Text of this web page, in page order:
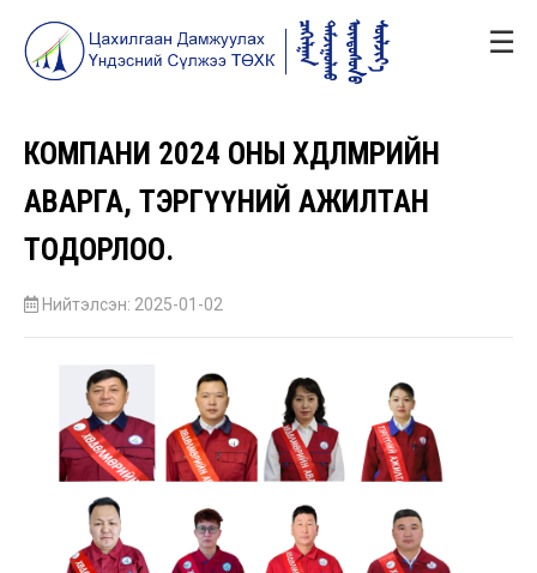
☰
КОМПАНИ 2024 ОНЫ ХӨДӨЛМӨРИЙН
АВАРГА, ТЭРГҮҮНИЙ АЖИЛТАН
ТОДОРЛОО.
Нийтэлсэн: 2025-01-02